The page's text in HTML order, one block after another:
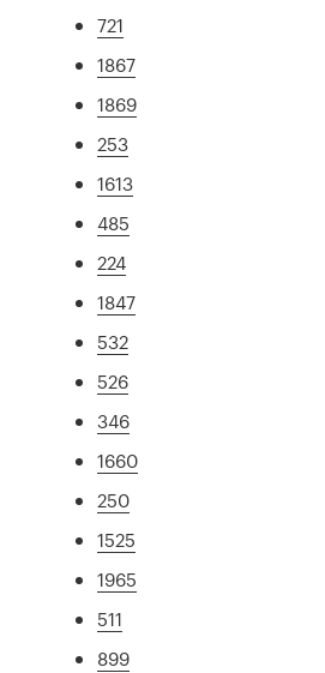
721
1867
1869
253
1613
485
224
1847
532
526
346
1660
250
1525
1965
511
899